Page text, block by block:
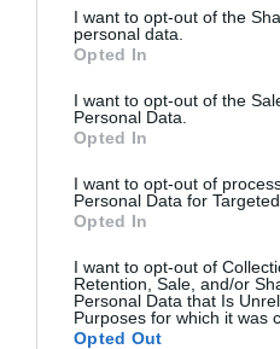
I want to opt-out of the
personal data.
Opted In
I want to opt-out of the
Personal Data.
Opted In
I want to opt-out of
Personal Data for
Opted In
I want to opt-out of
Retention, Sale, and/or
Personal Data that Is
Purposes for which it was
Opted Out
UDVARHELYSZÉK
Több mint
Hargita megyei
Keresés